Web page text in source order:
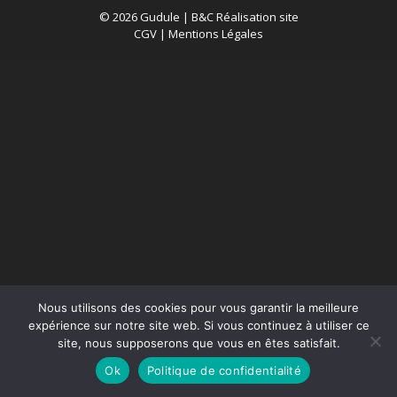
© 2026 Gudule | B&C Réalisation site
CGV | Mentions Légales
Nous utilisons des cookies pour vous garantir la meilleure
expérience sur notre site web. Si vous continuez à utiliser ce
site, nous supposerons que vous en êtes satisfait.
Ok
Politique de confidentialité